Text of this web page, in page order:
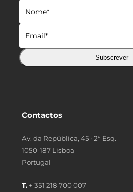
Subscrever
Contactos
Av. da República, 45 · 2º Esq.
1050-187 Lisboa
Portugal
T. + 351 218 700 007